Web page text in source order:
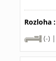
Rozloha :
(-) |